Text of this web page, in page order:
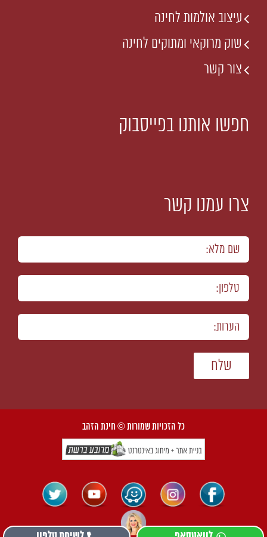
עיצוב אולמות לחינה
שוק מרוקאי ומתוקים לחינה
צור קשר
חפשו אותנו בפייסבוק
צרו עמנו קשר
כל הזכויות שמורות © חינת הזהב
פייסבוקאינסטגרם
וויז יוטיובטוויטר
אילנית+